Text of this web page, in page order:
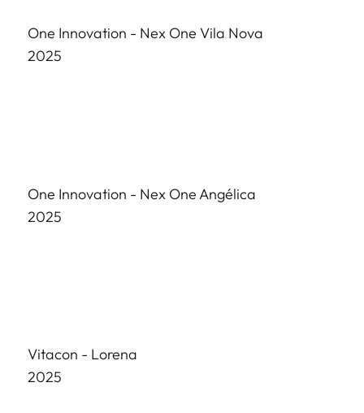
One Innovation - Nex One Vila Nova
2025
One Innovation - Nex One Angélica
2025
Vitacon - Lorena
2025